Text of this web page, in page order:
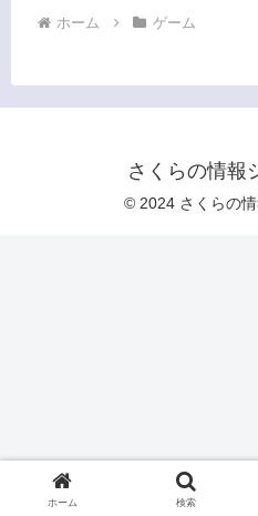
ホーム ゲーム
さくらの情報
© 2024 さくらの
ホーム 検索